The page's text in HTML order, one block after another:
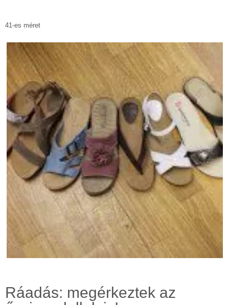
41-es méret
Ráadás: megérkeztek az